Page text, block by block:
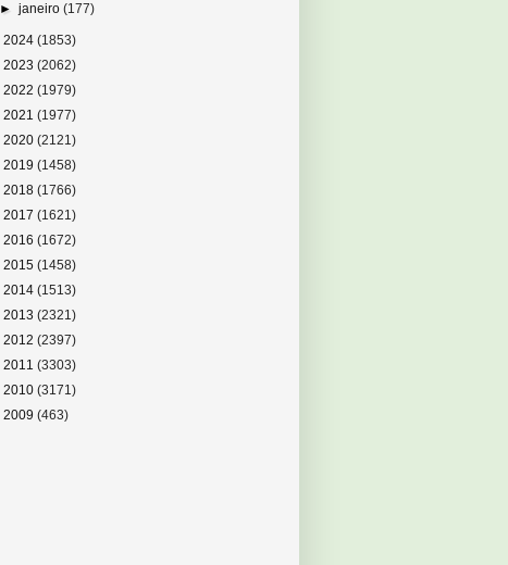
►janeiro(177)
2024 (1853)
2023 (2062)
2022 (1979)
2021 (1977)
2020 (2121)
2019 (1458)
2018 (1766)
2017 (1621)
2016 (1672)
2015 (1458)
2014 (1513)
2013 (2321)
2012 (2397)
2011 (3303)
2010 (3171)
2009 (463)